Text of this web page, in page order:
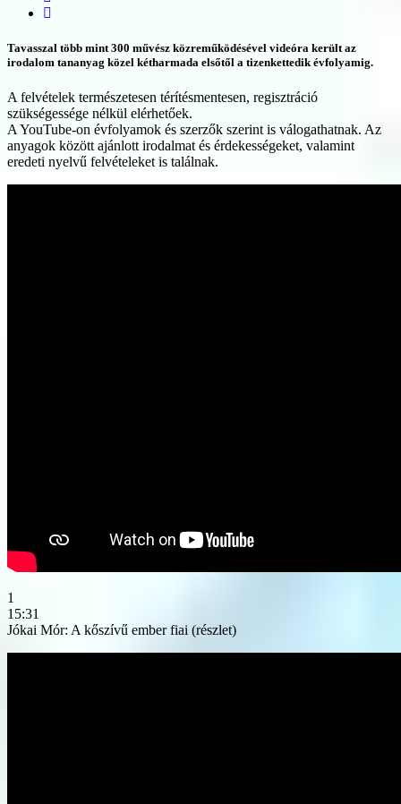
Tavasszal több mint 300 művész közreműködésével videóra került az
irodalom tananyag közel kétharmada elsőtől a tizenkettedik évfolyamig.
A felvételek természetesen térítésmentesen, regisztráció
szükségessége nélkül elérhetőek.
A YouTube-on évfolyamok és szerzők szerint is válogathatnak. Az
anyagok között ajánlott irodalmat és érdekességeket, valamint
eredeti nyelvű felvételeket is találnak.
1
15:31
Jókai Mór: A kőszívű ember fiai (részlet)